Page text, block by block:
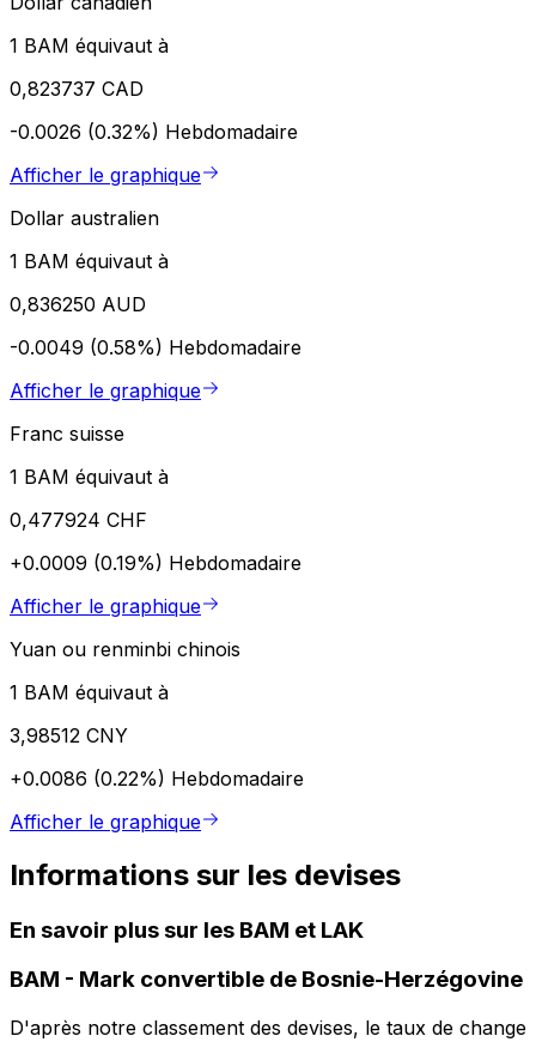
1 BAM équivaut à
0,823737 CAD
-0.0026 (0.32%) Hebdomadaire
Afficher le graphique
Dollar australien
1 BAM équivaut à
0,836250 AUD
-0.0049 (0.58%) Hebdomadaire
Afficher le graphique
Franc suisse
1 BAM équivaut à
0,477924 CHF
+0.0009 (0.19%) Hebdomadaire
Afficher le graphique
Yuan ou renminbi chinois
1 BAM équivaut à
3,98512 CNY
+0.0086 (0.22%) Hebdomadaire
Afficher le graphique
Informations sur les devises
En savoir plus sur les BAM et LAK
BAM - Mark convertible de Bosnie-Herzégovine
D'après notre classement des devises, le taux de change